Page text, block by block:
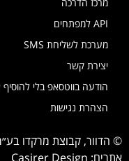
API למפתחים
מערכת לשליחת SMS
יצירת קשר
הודעה בווטסאפ בלי
הצהרת נגישות
© הדוור, קבוצת מרקדו
אתרים: Casirer Design